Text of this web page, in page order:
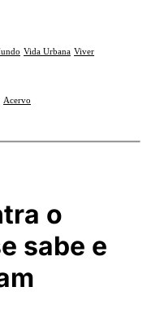
Vida Urbana Viver
Acervo
o
sabe e